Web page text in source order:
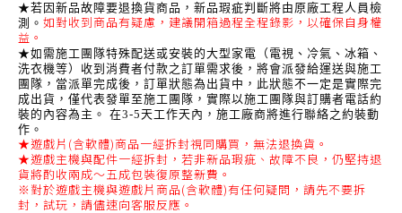
★若因新品故障要退換貨商品，新品瑕疵判斷將由原廠工程人員檢
測。 如對收到商品有疑慮，建議開箱過程全程錄影，以確保自身權
益。
★如需施工團隊特殊配送或安裝的大型家電（電視、冷氣、冰箱、
洗衣機等）收到消費者付款之訂單需求後，將會派發給運送與施工
團隊，當派單完成後，訂單狀態為出貨中，此狀態不一定是實際完
成出貨，僅代表發單至施工團隊，實際以施工團隊與訂購者電話約
裝的內容為主。 在3-5天工作天內，施工廠商將進行聯絡之約裝動
作。
★遊戲片(含軟體)商品一經拆封視同購買，無法退換貨。
★遊戲主機與配件一經拆封，若非新品瑕疵、故障不良，仍堅持退
貨將酌收兩成～五成包裝復原整新費。
※對於遊戲主機與遊戲片商品(含軟體)有任何疑問，請先不要拆
封，試玩，請儘速向客服反應。